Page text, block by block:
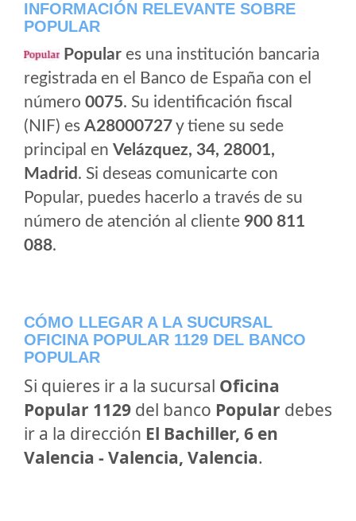
INFORMACIÓN RELEVANTE SOBRE
POPULAR
Popular es una institución bancaria
registrada en el Banco de España con el
número 0075. Su identificación fiscal
(NIF) es A28000727y tiene su sede
principal en Velázquez, 34, 28001,
Madrid . Si deseas comunicarte con
Popular, puedes hacerlo a través de su
número de atención al cliente 900 811
088.
CÓMO LLEGAR A LA SUCURSAL
OFICINA POPULAR 1129 DEL BANCO
POPULAR
Si quieres ir a la sucursal Oficina
Popular 1129 del banco Popular debes
ir a la dirección El Bachiller, 6 en
Valencia - Valencia, Valencia.